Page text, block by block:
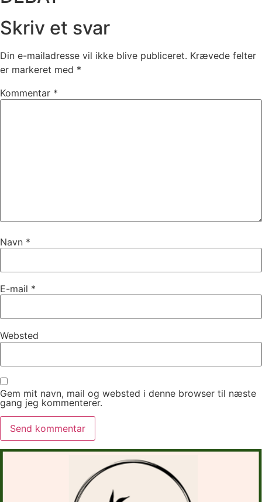
Skriv et svar
Din e-mailadresse vil ikke blive publiceret. Krævede felter
er markeret med *
Kommentar *
Navn *
E-mail *
Websted
Gem mit navn, mail og websted i denne browser til næste
gang jeg kommenterer.